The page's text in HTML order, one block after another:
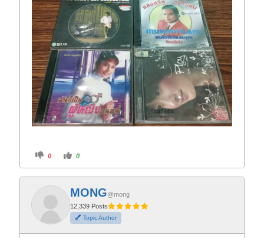
C
i
k
f
t
h
m
0
C
i
k
o
r
t
h
u
m
0
MONG@mong
12,339 Posts
Topic Author